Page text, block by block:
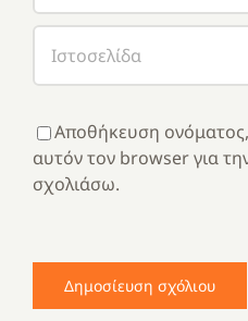
Αποθήκευση
αυτόν τον browser για
σχολιάσω.